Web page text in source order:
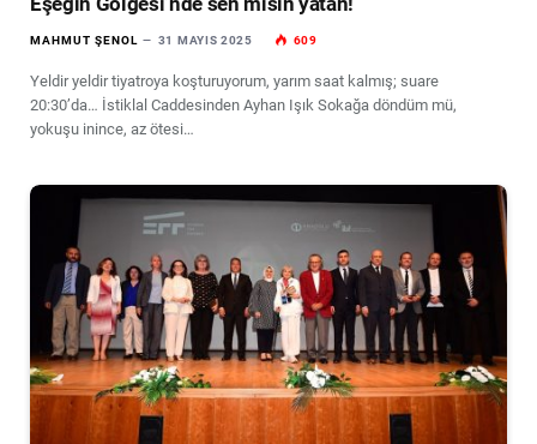
MAHMUT ŞENOL 31 MAYIS 2025 609
Yeldir yeldir tiyatroya koşturuyorum, yarım saat kalmış; suare
20:30’da… İstiklal Caddesinden Ayhan Işık Sokağa döndüm mü,
yokuşu inince, az ötesi…